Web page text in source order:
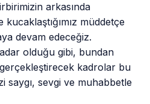
arkasında
müddetçe
devam edeceğiz.
olduğu gibi, bundan
kadrolar bu
saygı, sevgi ve muhabbetle